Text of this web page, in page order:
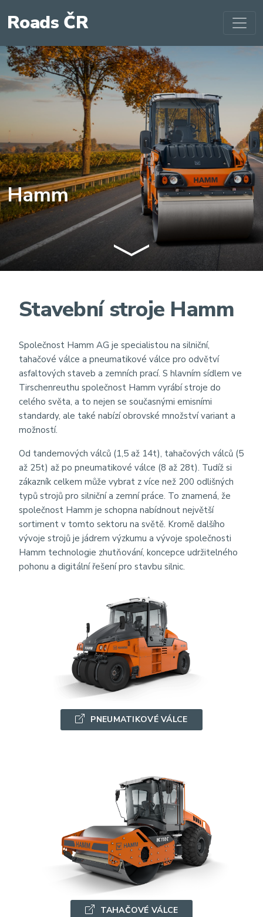
Roads ČR
Hamm
Stavební stroje Hamm
Společnost Hamm AG je specialistou na silniční,
tahačové válce a pneumatikové válce pro odvětví
asfaltových staveb a zemních prací. S hlavním sídlem ve
Tirschenreuthu společnost Hamm vyrábí stroje do
celého světa, a to nejen se současnými emisními
standardy, ale také nabízí obrovské množství variant a
možností.
Od tandemových válců (1,5 až 14t), tahačových válců (5
až 25t) až po pneumatikové válce (8 až 28t). Tudíž si
zákazník celkem může vybrat z více než 200 odlišných
typů strojů pro silniční a zemní práce. To znamená, že
společnost Hamm je schopna nabídnout největší
sortiment v tomto sektoru na světě. Kromě dalšího
vývoje strojů je jádrem výzkumu a vývoje společnosti
Hamm technologie zhutňování, koncepce udržitelného
pohonu a digitální řešení pro stavbu silnic.
PNEUMATIKOVÉ VÁLCE
TAHAČOVÉ VÁLCE